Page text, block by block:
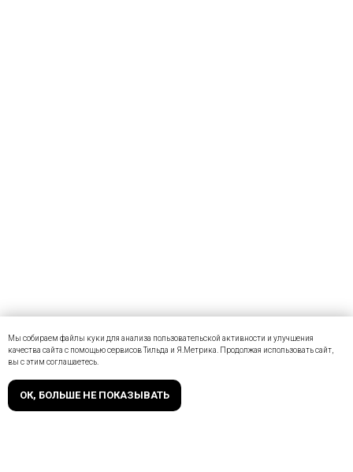
Курсы по ИТ.рф ©
+7 499 653-76-01
Мы собираем файлы куки для анализа пользовательской активности и улучшения
качества сайта с помощью сервисов Тильда и Я.Метрика. Продолжая использовать сайт,
вы с этим соглашаетесь.
ОК, БОЛЬШЕ НЕ ПОКАЗЫВАТЬ